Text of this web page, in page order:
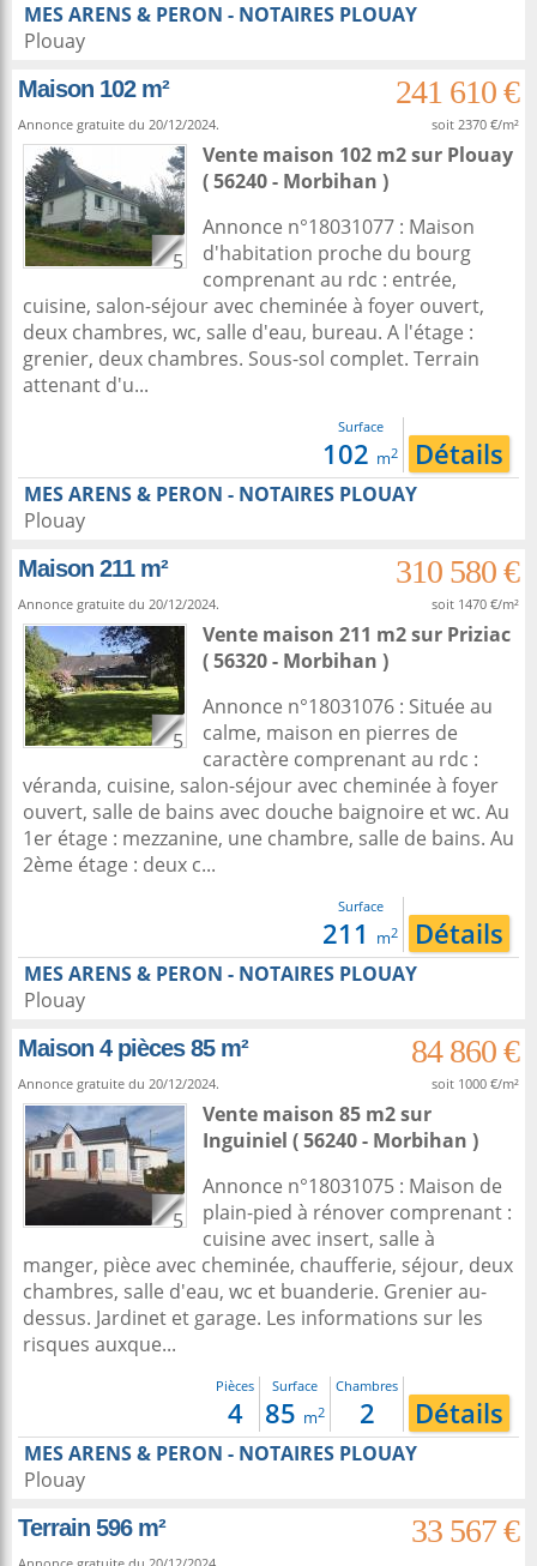
MES ARENS & PERON - NOTAIRES PLOUAY
Plouay
Maison 102 m²
241 610 €
Annonce gratuite du 20/12/2024. soit 2370 €/m²
5
Vente maison 102 m2sur Plouay
( 56240 - Morbihan )
Annonce n°18031077 : Maison
d'habitation proche du bourg
comprenant au rdc : entrée,
cuisine, salon-séjour avec cheminée à foyer ouvert,
deux chambres, wc, salle d'eau, bureau. A l'étage :
grenier, deux chambres. Sous-sol complet. Terrain
attenant d'u...
Surface
102 m2 Détails
MES ARENS & PERON - NOTAIRES PLOUAY
Plouay
Maison 211 m²
310 580 €
Annonce gratuite du 20/12/2024. soit 1470 €/m²
5
Vente maison 211 m2sur Priziac
( 56320 - Morbihan )
Annonce n°18031076 : Située au
calme, maison en pierres de
caractère comprenant au rdc :
véranda, cuisine, salon-séjour avec cheminée à foyer
ouvert, salle de bains avec douche baignoire et wc. Au
1er étage : mezzanine, une chambre, salle de bains. Au
2ème étage : deux c...
Surface
211 m2 Détails
MES ARENS & PERON - NOTAIRES PLOUAY
Plouay
Maison 4 pièces 85 m²
84 860 €
Annonce gratuite du 20/12/2024. soit 1000 €/m²
5
Vente maison 85 m2sur
Inguiniel ( 56240 - Morbihan )
Annonce n°18031075 : Maison de
plain-pied à rénover comprenant :
cuisine avec insert, salle à
manger, pièce avec cheminée, chaufferie, séjour, deux
chambres, salle d'eau, wc et buanderie. Grenier au-
dessus. Jardinet et garage. Les informations sur les
risques auxque...
Pièces
4
Surface
85 m2
Chambres
2 Détails
MES ARENS & PERON - NOTAIRES PLOUAY
Plouay
Terrain 596 m²
33 567 €